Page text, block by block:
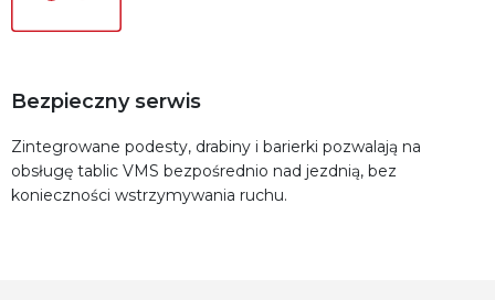
Bezpieczny serwis
Zintegrowane podesty, drabiny i barierki pozwalają na
obsługę tablic VMS bezpośrednio nad jezdnią, bez
konieczności wstrzymywania ruchu.